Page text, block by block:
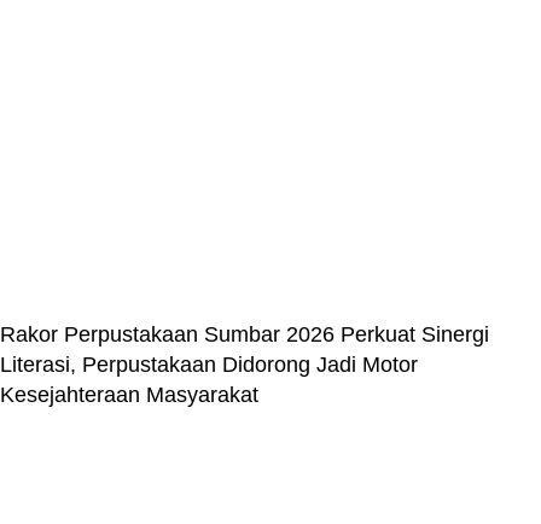
Rakor Perpustakaan Sumbar 2026 Perkuat Sinergi
Literasi, Perpustakaan Didorong Jadi Motor
Kesejahteraan Masyarakat